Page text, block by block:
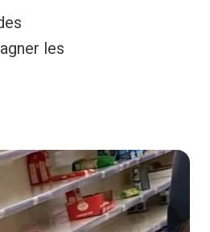
les